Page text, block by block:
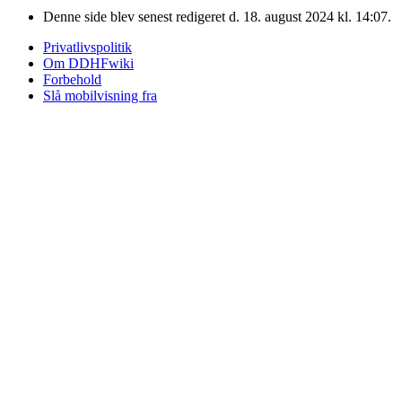
Denne side blev senest redigeret d. 18. august 2024 kl. 14:07.
Privatlivspolitik
Om DDHFwiki
Forbehold
Slå mobilvisning fra